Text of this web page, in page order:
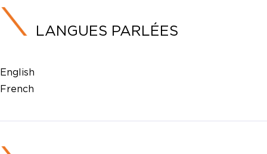
LANGUES PARLÉES
English
French